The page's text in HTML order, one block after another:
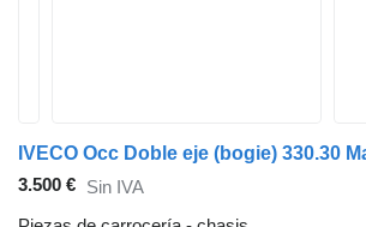
3.500 € Sin IVA